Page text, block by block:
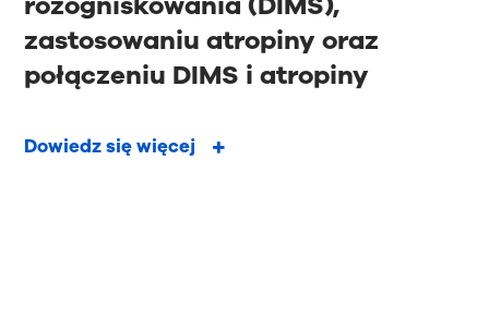
zastosowaniu atropiny oraz
połączeniu DIMS i atropiny
Dowiedz się więcej